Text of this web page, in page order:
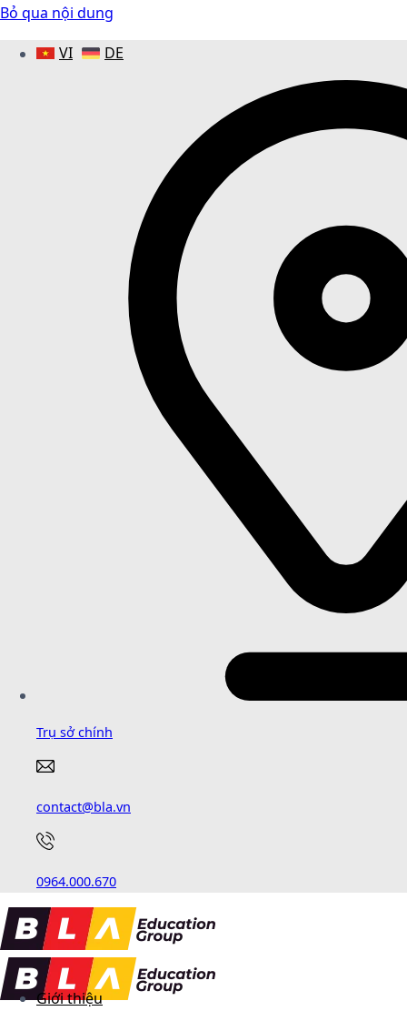
Bỏ qua nội dung
VI
DE
Trụ sở chính
contact@bla.vn
0964.000.670
Giới thiệu